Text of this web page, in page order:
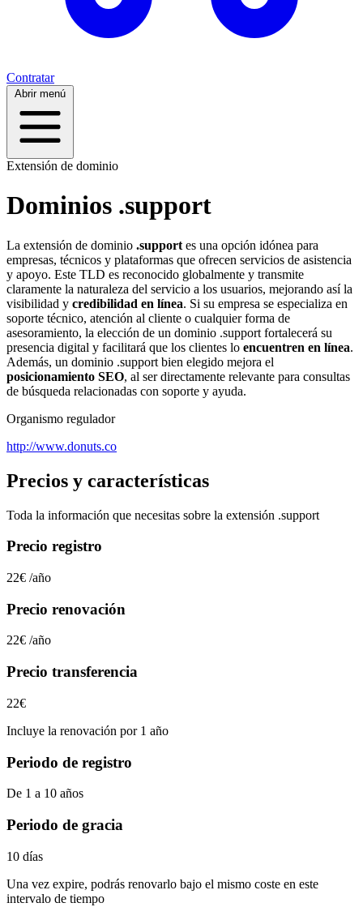
Contratar
Abrir menú
Extensión de dominio
Dominios .support
La extensión de dominio .support es una opción idónea para
empresas, técnicos y plataformas que ofrecen servicios de asistencia
y apoyo. Este TLD es reconocido globalmente y transmite
claramente la naturaleza del servicio a los usuarios, mejorando así la
visibilidad y credibilidad en línea. Si su empresa se especializa en
soporte técnico, atención al cliente o cualquier forma de
asesoramiento, la elección de un dominio .support fortalecerá su
presencia digital y facilitará que los clientes lo encuentren en línea.
Además, un dominio .support bien elegido mejora el
posicionamiento SEO, al ser directamente relevante para consultas
de búsqueda relacionadas con soporte y ayuda.
Organismo regulador
http://www.donuts.co
Precios y características
Toda la información que necesitas sobre la extensión .support
Precio registro
22€ /año
Precio renovación
22€ /año
Precio transferencia
22€
Incluye la renovación por 1 año
Periodo de registro
De 1 a 10 años
Periodo de gracia
10 días
Una vez expire, podrás renovarlo bajo el mismo coste en este
intervalo de tiempo